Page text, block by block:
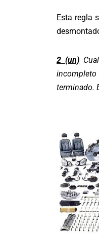
Esta regla
2 (un)
terminado.